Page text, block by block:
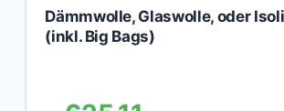
Dämmwolle, Glaswolle, oder
(inkl. Big Bags)